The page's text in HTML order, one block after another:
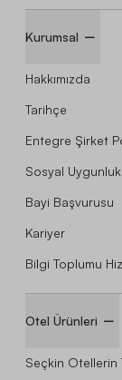
Kurumsal
Hakkımızda
Tarihçe
Entegre Şirket
Sosyal Uygunluk
Bayi Başvurusu
Kariyer
Bilgi Toplumu
Otel Ürünleri
Seçkin Otellerin